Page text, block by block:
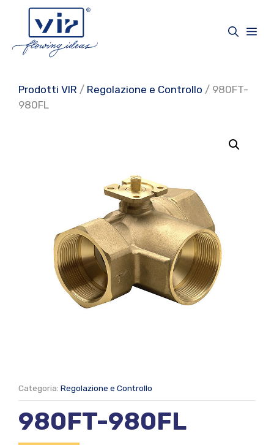
contenuto
Prodotti VIR / Regolazione e Controllo / 980FT-
980FL
Categoria: Regolazione e Controllo
980FT-980FL